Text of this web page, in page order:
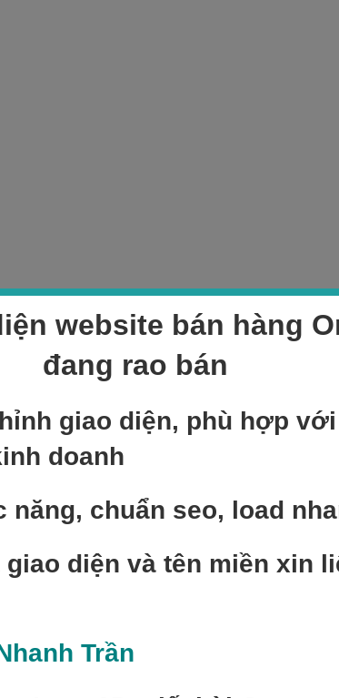
website bán hàng
đang rao bán
giao diện, phù hợp
doanh
năng, chuẩn seo, load
giao diện và tên miền xin
Trần